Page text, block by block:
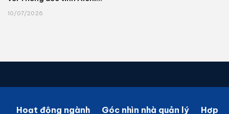
10/07/2026
Hoạt động ngành Góc nhìn nhà quản lý Hợp